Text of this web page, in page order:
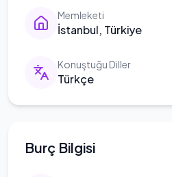
Memleketi
İstanbul, Türkiye
Konuştuğu Diller
Türkçe
Burç Bilgisi